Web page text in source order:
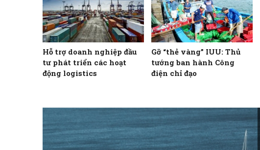
Hỗ trợ doanh nghiệp đầu
tư phát triển các hoạt
động logistics
Gỡ “thẻ vàng” IUU: Thủ
tướng ban hành Công
điện chỉ đạo